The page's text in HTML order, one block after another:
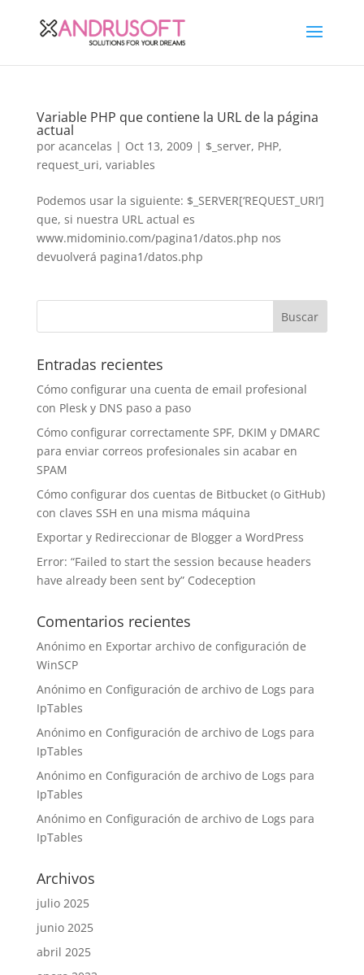
Variable PHP que contiene la URL de la página
actual
por acancelas | Oct 13, 2009| $_server, PHP,
request_uri, variables
Podemos usar la siguiente: $_SERVER[‘REQUEST_URI’]
que, si nuestra URL actual es
www.midominio.com/pagina1/datos.php nos
devuolverá pagina1/datos.php
Entradas recientes
Cómo configurar una cuenta de email profesional
con Plesk y DNS paso a paso
Cómo configurar correctamente SPF, DKIM y DMARC
para enviar correos profesionales sin acabar en
SPAM
Cómo configurar dos cuentas de Bitbucket (o GitHub)
con claves SSH en una misma máquina
Exportar y Redireccionar de Blogger a WordPress
Error: “Failed to start the session because headers
have already been sent by” Codeception
Comentarios recientes
Anónimoen Exportar archivo de configuración de
WinSCP
Anónimoen Configuración de archivo de Logs para
IpTables
Anónimoen Configuración de archivo de Logs para
IpTables
Anónimoen Configuración de archivo de Logs para
IpTables
Anónimoen Configuración de archivo de Logs para
IpTables
Archivos
julio 2025
junio 2025
abril 2025